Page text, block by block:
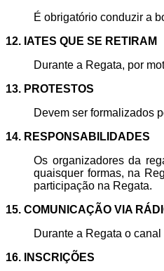
É obrigatório conduzir a
12. IATES QUE SE RETIRAM
Durante a Regata, por
13. PROTESTOS
Devem ser formalizados
14. RESPONSABILIDADES
Os organizadores da
quaisquer formas, na
participação na Regata.
15. COMUNICAÇÃO VIA
Durante a Regata o
16. INSCRIÇÕES